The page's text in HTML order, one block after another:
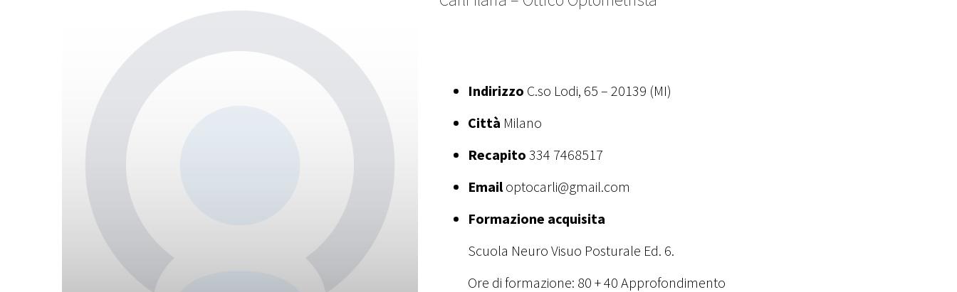
Indirizzo C.so Lodi, 65 – 20139 (MI)
Città Milano
Recapito 334 7468517
Emailoptocarli@gmail.com
Formazione acquisita
Scuola Neuro Visuo Posturale Ed. 6.
Ore di formazione: 80 + 40 Approfondimento